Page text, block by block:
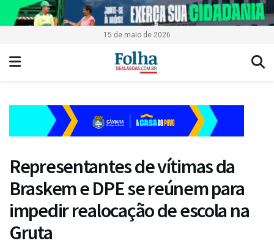
15 de maio de 2026
Representantes de vítimas da
Braskem e DPE se reúnem para
impedir realocação de escola na
Gruta